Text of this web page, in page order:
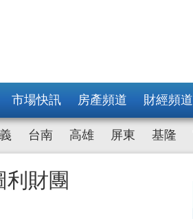
市場快訊 房產頻道 財經頻道
台南 高雄 屏東 基隆
財團